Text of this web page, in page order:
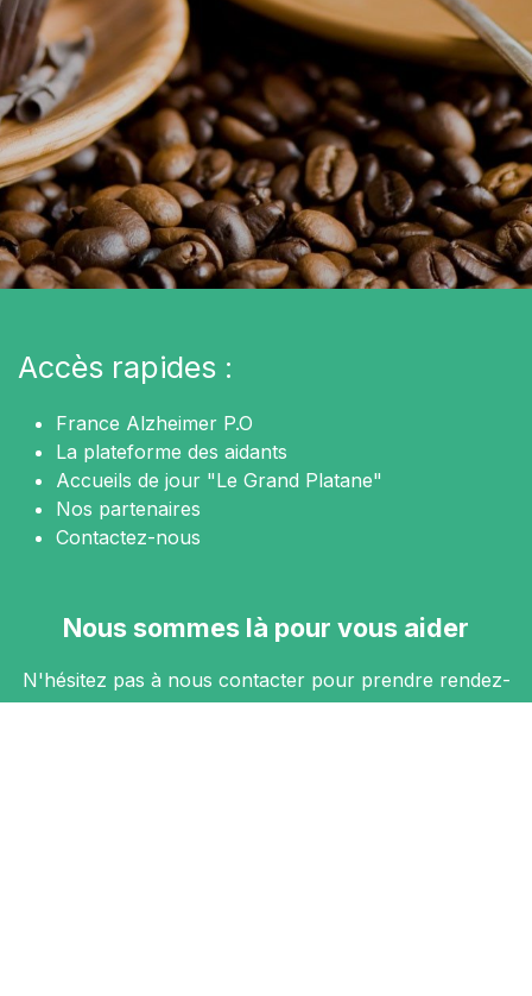
Accès rapides :
France Alzheimer P.O
La plateforme des aidants
Accueils de jour "Le Grand Platane"
Nos partenaires
Contactez-nous
Nous sommes là pour vous aider
N'hésitez pas à nous contacter pour prendre rendez-
vous.